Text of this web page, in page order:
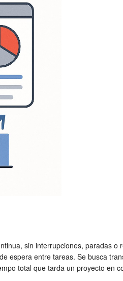
sin interrupciones, paradas
espera entre tareas. Se busca
total que tarda un proyecto en